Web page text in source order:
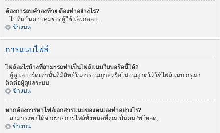
ต้องการลบคำลงท้าย ต้องทำอย่างไร?
ไปที่แป้นควบคุมของผู้ใช้แล้วกดลบ.
ข้างบน
การแนบไฟล์
ไฟล์อะไรบ้างที่สามารถทำเป็นไฟล์แนบในบอร์ดนี้ได้?
ผู้ดูแลบอร์ดเท่านั้นที่มีสิทธ์ในการอนุญาตหรือไม่อนุญาตให้ใช้ไฟล์แนบ กรุณา
ติดต่อผู้ดูแลระบบ.
ข้างบน
หากต้องการหาไฟล์เอกสารแนบของตนเองทำอย่างไร?
สามารถหาได้จากรายการไฟล์ทั้งหมดที่คุณเป็นคนอัพโหลด,
ข้างบน